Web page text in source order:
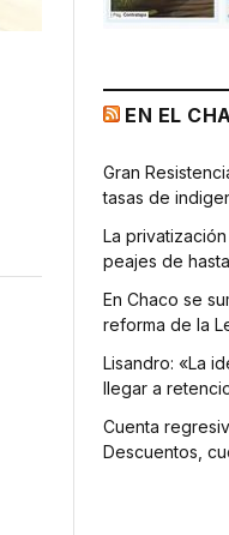
EN EL
Gran
tasas de
La
peajes de
En Chaco se
reforma de la
Lisandro: «La
llegar a
Cuenta
Descuentos,